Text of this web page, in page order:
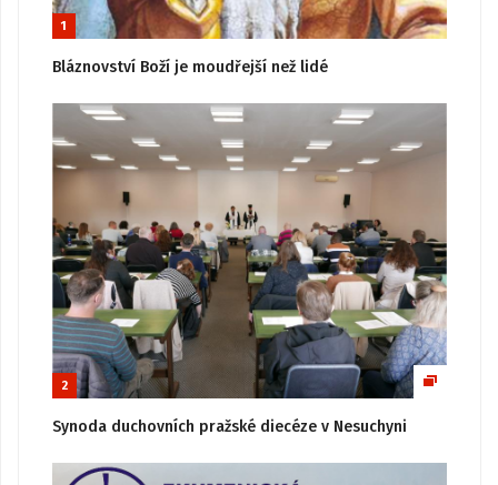
1
Bláznovství Boží je moudřejší než lidé
2
Synoda duchovních pražské diecéze v Nesuchyni